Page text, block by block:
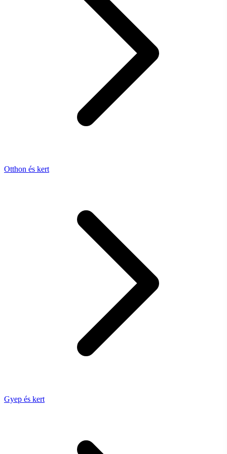
Otthon és kert
Gyep és kert